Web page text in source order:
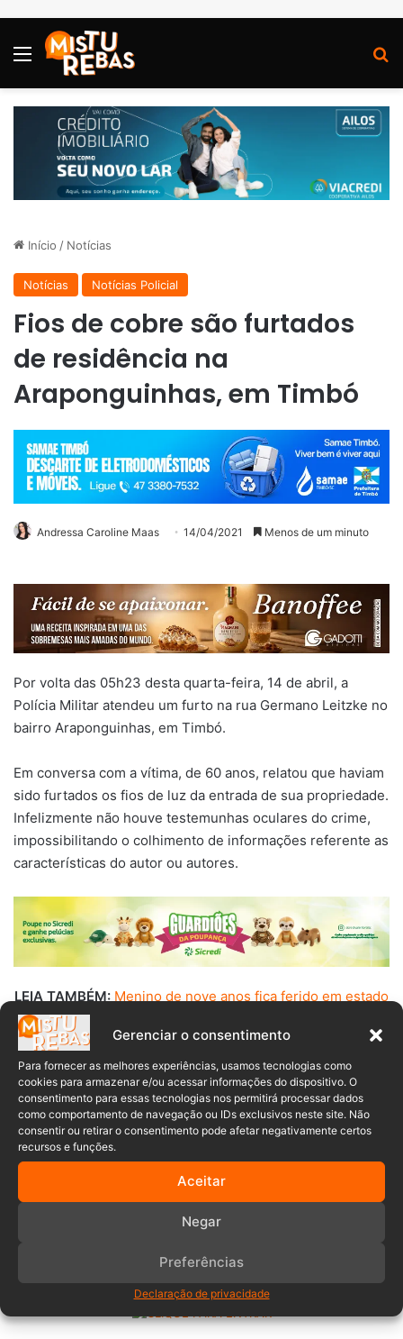
Gerenciar o consentimento
Para fornecer as melhores experiências, usamos tecnologias como
cookies para armazenar e/ou acessar informações do dispositivo. O
consentimento para essas tecnologias nos permitirá processar dados
como comportamento de navegação ou IDs exclusivos neste site. Não
consentir ou retirar o consentimento pode afetar negativamente certos
recursos e funções.
Aceitar
Negar
Preferências
Declaração de privacidade
Menu
Início / Notícias
Notícias Notícias Policial
Fios de cobre são furtados
de residência na
Araponguinhas, em Timbó
Andressa Caroline Maas 14/04/2021 Menos de um minuto
Por volta das 05h23 desta quarta-feira, 14 de abril, a
Polícia Militar atendeu um furto na rua Germano Leitzke no
bairro Araponguinhas, em Timbó.
Em conversa com a vítima, de 60 anos, relatou que haviam
sido furtados os fios de luz da entrada de sua propriedade.
Infelizmente não houve testemunhas oculares do crime,
impossibilitando o colhimento de informações referente as
características do autor ou autores.
LEIA TAMBÉM: Menino de nove anos fica ferido em estado
grave após ser atropelado em Guaramirim
Diante dos fatos, foi lavrado um boletim de ocorrência e
feita a devida orientação ao proprietário quanto aos
procedimentos cabíveis.